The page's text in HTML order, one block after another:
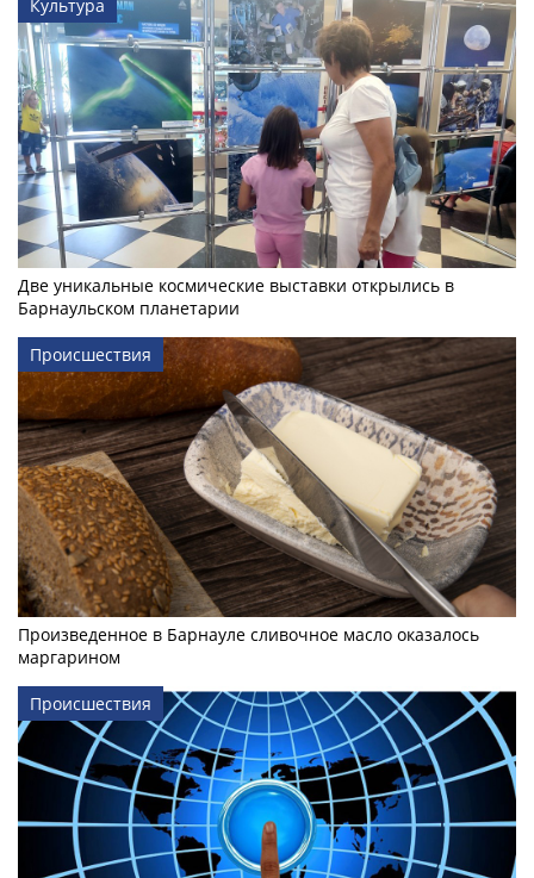
Культура
Две уникальные космические выставки открылись в
Барнаульском планетарии
Происшествия
Произведенное в Барнауле сливочное масло оказалось
маргарином
Происшествия